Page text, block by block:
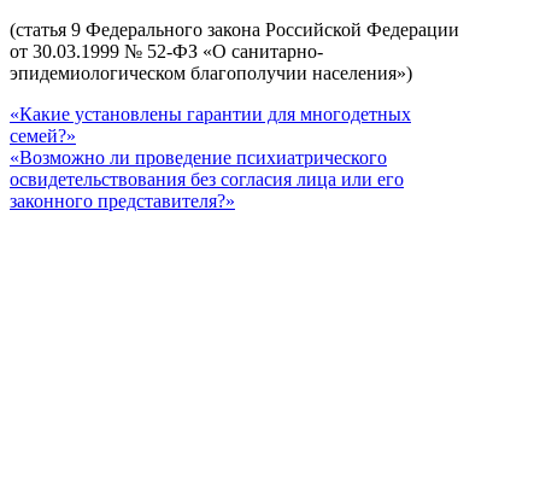
(статья 9 Федерального закона Российской Федерации
от 30.03.1999 № 52-ФЗ «О санитарно-
эпидемиологическом благополучии населения»)
«Какие установлены гарантии для многодетных
семей?»
«Возможно ли проведение психиатрического
освидетельствования без согласия лица или его
законного представителя?»